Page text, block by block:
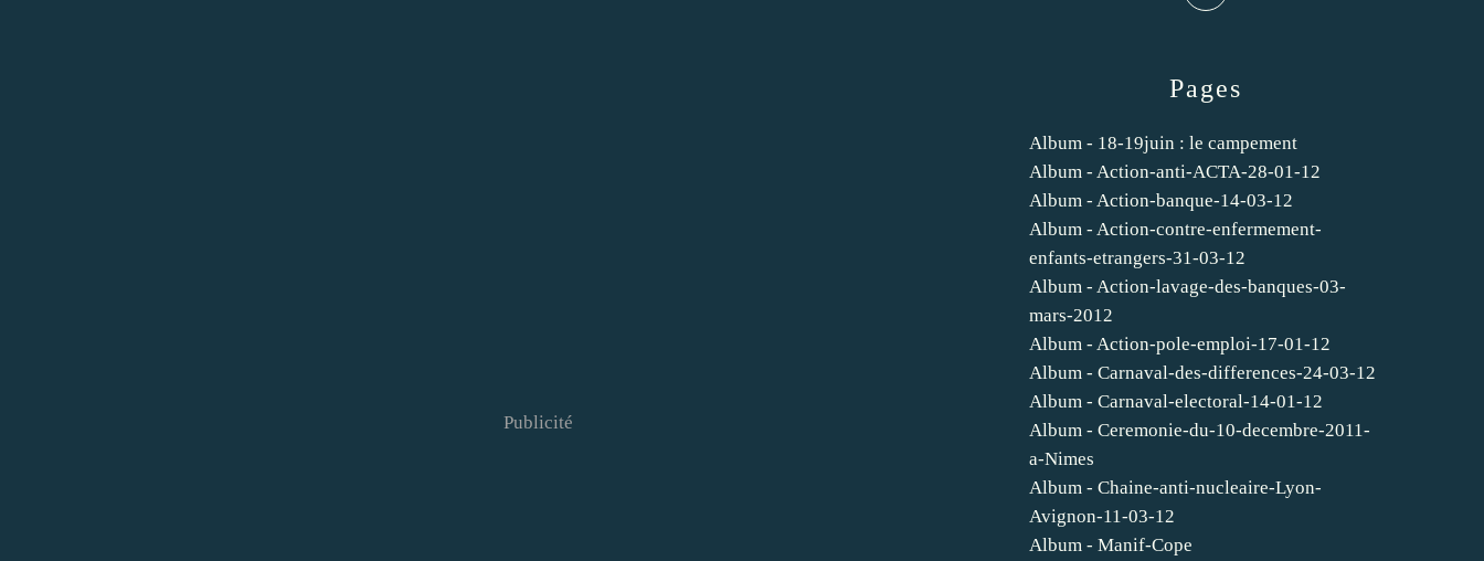
Publicité
Pages
Album - 18-19juin : le campement
Album - Action-anti-ACTA-28-01-12
Album - Action-banque-14-03-12
Album - Action-contre-enfermement-
enfants-etrangers-31-03-12
Album - Action-lavage-des-banques-03-
mars-2012
Album - Action-pole-emploi-17-01-12
Album - Carnaval-des-differences-24-03-12
Album - Carnaval-electoral-14-01-12
Album - Ceremonie-du-10-decembre-2011-
a-Nimes
Album - Chaine-anti-nucleaire-Lyon-
Avignon-11-03-12
Album - Manif-Cope